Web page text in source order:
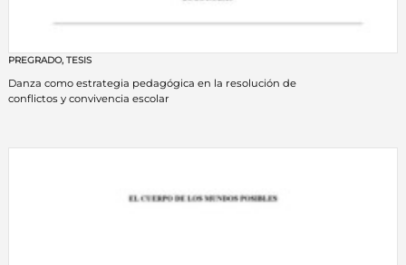
PREGRADO, TESIS
Danza como estrategia pedagógica en la resolución de
conflictos y convivencia escolar